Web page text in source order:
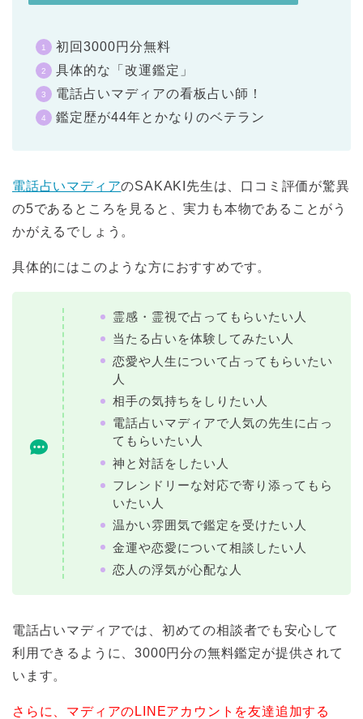
初回3000円分無料
具体的な「改運鑑定」
電話占いマディアの看板占い師！
鑑定歴が44年とかなりのベテラン
電話占いマディアのSAKAKI先生は、口コミ評価が驚異
の5であるところを見ると、実力も本物であることがう
かがえるでしょう。
具体的にはこのような方におすすめです。
霊感・霊視で占ってもらいたい人
当たる占いを体験してみたい人
恋愛や人生について占ってもらいたい
人
相手の気持ちをしりたい人
電話占いマディアで人気の先生に占っ
てもらいたい人
神と対話をしたい人
フレンドリーな対応で寄り添ってもら
いたい人
温かい雰囲気で鑑定を受けたい人
金運や恋愛について相談したい人
恋人の浮気が心配な人
電話占いマディアでは、初めての相談者でも安心して
利用できるように、3000円分の無料鑑定が提供されて
います。
さらに、マディアのLINEアカウントを友達追加する